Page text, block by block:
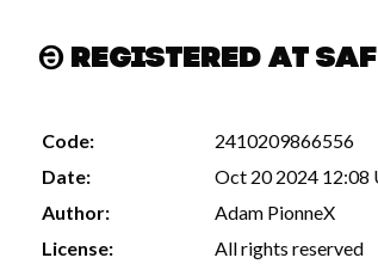
Registered at
Code:
2410209866556
Date:
Oct 20 2024 12:08
Author:
Adam PionneX
License:
All rights reserved